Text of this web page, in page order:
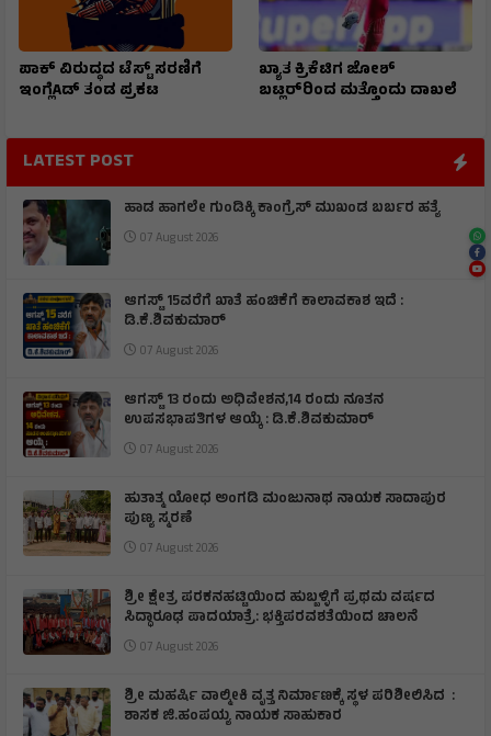
ಪಾಕ್ ವಿರುದ್ಧದ ಟೆಸ್ಟ್ ಸರಣಿಗೆ
ಇಂಗ್ಲೆAಡ್ ತಂಡ ಪ್ರಕಟ
ಖ್ಯಾತ ಕ್ರಿಕೆಟಿಗ ಜೋಶ್
ಬಟ್ಲರ್‌ರಿಂದ ಮತ್ತೊಂದು ದಾಖಲೆ
LATEST POST
ಹಾಡ ಹಾಗಲೇ ಗುಂಡಿಕ್ಕಿ ಕಾಂಗ್ರೆಸ್ ಮುಖಂಡ ಬರ್ಬರ ಹತ್ಯೆ
07 August 2026
ಆಗಸ್ಟ್ 15ವರೆಗೆ ಖಾತೆ ಹಂಚಿಕೆಗೆ ಕಾಲಾವಕಾಶ ಇದೆ :
ಡಿ.ಕೆ.ಶಿವಕುಮಾರ್
07 August 2026
ಆಗಸ್ಟ್ 13 ರಂದು ಅಧಿವೇಶನ,14 ರಂದು ನೂತನ
ಉಪಸಭಾಪತಿಗಳ ಆಯ್ಕೆ : ಡಿ.ಕೆ.ಶಿವಕುಮಾರ್
07 August 2026
ಹುತಾತ್ಮ ಯೋಧ ಅಂಗಡಿ ಮಂಜುನಾಥ ನಾಯಕ ಸಾದಾಪುರ
ಪುಣ್ಯ ಸ್ಮರಣೆ
07 August 2026
​ಶ್ರೀ ಕ್ಷೇತ್ರ ಪರಕನಹಟ್ಟಿಯಿಂದ ಹುಬ್ಬಳ್ಳಿಗೆ ಪ್ರಥಮ ವರ್ಷದ
ಸಿದ್ಧಾರೂಢ ಪಾದಯಾತ್ರೆ: ಭಕ್ತಿಪರವಶತೆಯಿಂದ ಚಾಲನೆ
07 August 2026
ಶ್ರೀ ಮಹರ್ಷಿ ವಾಲ್ಮೀಕಿ ವೃತ್ತ ನಿರ್ಮಾಣಕ್ಕೆ ಸ್ಥಳ ಪರಿಶೀಲಿಸಿದ :
ಶಾಸಕ ಜಿ.ಹಂಪಯ್ಯ ನಾಯಕ ಸಾಹುಕಾರ